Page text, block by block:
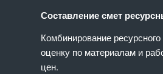
Составление смет
Комбинирование
оценку по материалам и
цен.